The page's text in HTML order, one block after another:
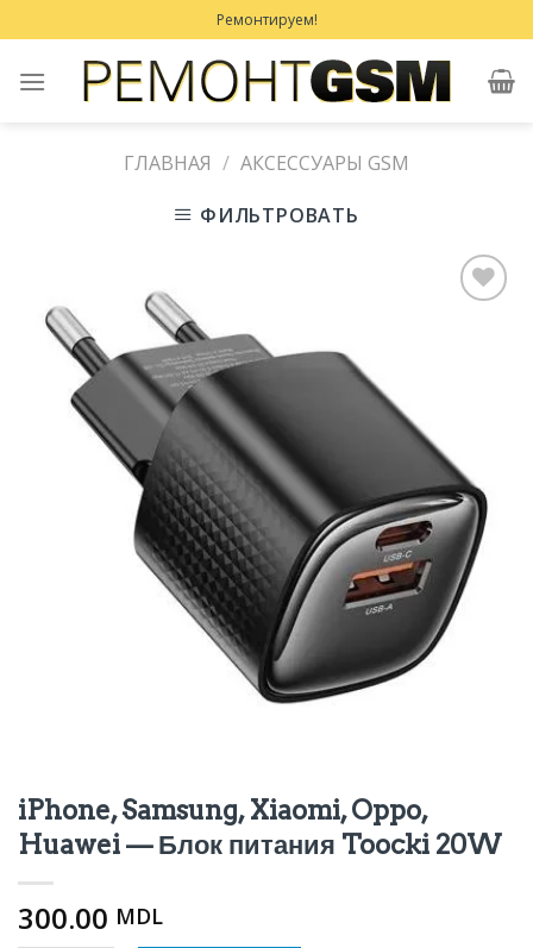
to
content
Ремонтируем!
ГЛАВНАЯ / АКСЕССУАРЫ GSM
ФИЛЬТРОВАТЬ
iPhone, Samsung, Xiaomi, Oppo,
Huawei — Блок питания Toocki 20W
300.00 MDL